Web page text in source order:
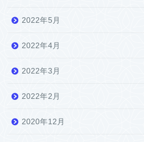
2022年5月
2022年4月
2022年3月
2022年2月
2020年12月